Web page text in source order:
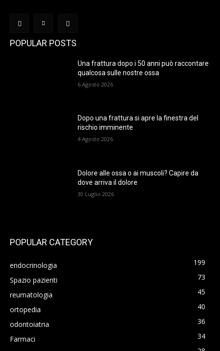
POPULAR POSTS
Una frattura dopo i 50 anni può raccontare
qualcosa sulle nostre ossa
6 Agosto 2026
Dopo una frattura si apre la finestra del
rischio imminente
4 Agosto 2026
Dolore alle ossa o ai muscoli? Capire da
dove arriva il dolore
30 Luglio 2026
POPULAR CATEGORY
endocrinologia
199
Spazio pazienti
73
reumatologia
45
ortopedia
40
odontoiatria
36
Farmaci
34